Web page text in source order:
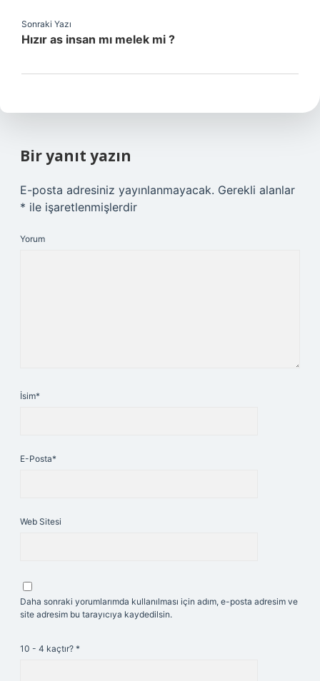
Sonraki Yazı
Hızır as insan mı melek mi ?
Bir yanıt yazın
E-posta adresiniz yayınlanmayacak. Gerekli alanlar
* ile işaretlenmişlerdir
Yorum
İsim*
E-Posta*
Web Sitesi
Daha sonraki yorumlarımda kullanılması için adım, e-posta adresim ve
site adresim bu tarayıcıya kaydedilsin.
10 - 4 kaçtır? *